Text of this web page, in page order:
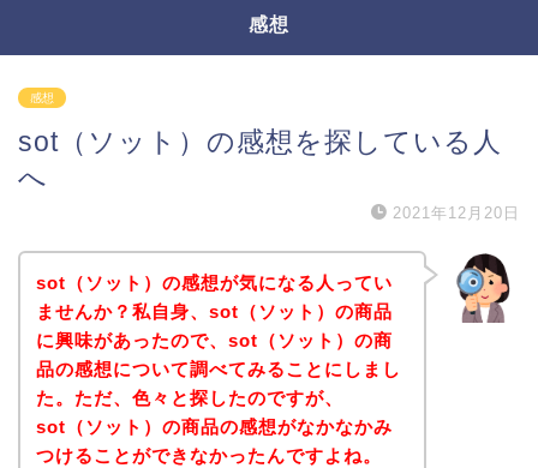
感想
感想
sot（ソット）の感想を探している人
へ
2021年12月20日
sot（ソット）の感想が気になる人ってい
ませんか？私自身、sot（ソット）の商品
に興味があったので、sot（ソット）の商
品の感想について調べてみることにしまし
た。ただ、色々と探したのですが、
sot（ソット）の商品の感想がなかなかみ
つけることができなかったんですよね。